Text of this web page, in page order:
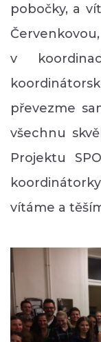
pobočky, a
v
převezme
všechnu
Projektu
vítáme a